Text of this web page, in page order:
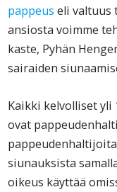
pappeus eli valtuus
ansiosta voimme
kaste, Pyhän
sairaiden
Kaikki kelvolliset yli
ovat
siunauksista
oikeus käyttää